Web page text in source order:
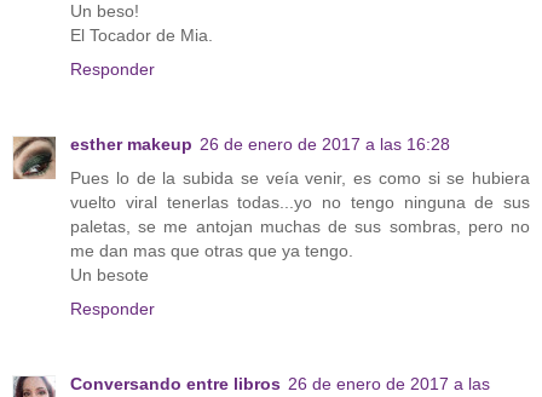
Un beso!
El Tocador de Mia.
Responder
esther makeup 26 de enero de 2017 a las 16:28
Pues lo de la subida se veía venir, es como si se hubiera
vuelto viral tenerlas todas...yo no tengo ninguna de sus
paletas, se me antojan muchas de sus sombras, pero no
me dan mas que otras que ya tengo.
Un besote
Responder
Conversando entre libros 26 de enero de 2017 a las